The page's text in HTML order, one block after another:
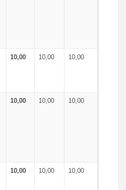
10,00 10,00 10,00
10,00 10,00 10,00
10,00 10,00 10,00